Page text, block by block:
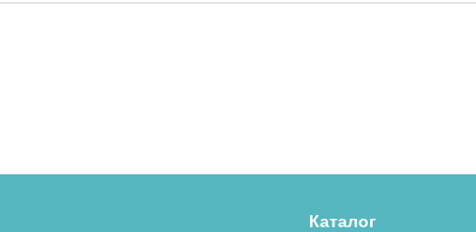
Каталог